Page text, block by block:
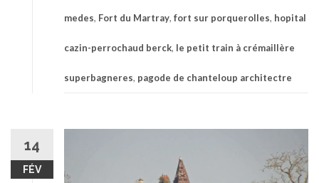
medes, Fort du Martray, fort sur porquerolles, hopital
cazin-perrochaud berck, le petit train à crémaillère
superbagneres, pagode de chanteloup architectre
14
FÉV